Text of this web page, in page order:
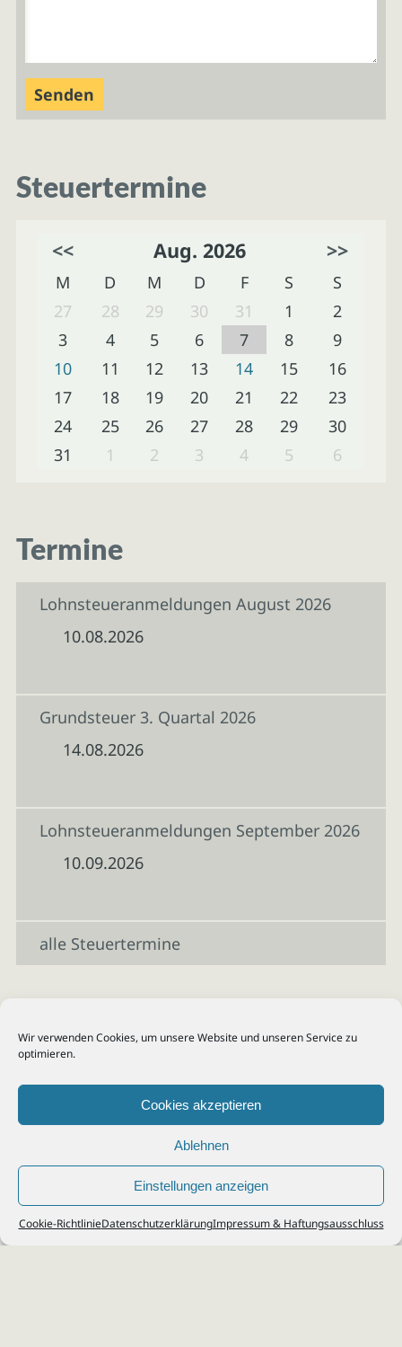
Wir verwenden Cookies, um unsere Website und unseren Service zu
optimieren.
Cookies akzeptieren
Ablehnen
Einstellungen anzeigen
Cookie-RichtlinieDatenschutzerklärungImpressum & Haftungsausschluss
Steuertermine
<< Aug. 2026 >>
M D M D F S
S
27
28 29 30 31 1
2
3
4 5 6 7 8
9
10
11 12 13 14 15
16
17
18 19 20 21 22
23
24
25 26 27 28 29
30
31
1 2 3 4 5 6
Termine
Lohnsteueranmeldungen August 2026
10.08.2026
Grundsteuer 3. Quartal 2026
14.08.2026
Lohnsteueranmeldungen September 2026
10.09.2026
alle Steuertermine
© 2026Steuerberater Kempf, Köln - Steuerberatung Poll, Porz, Deutz, Mülheim,